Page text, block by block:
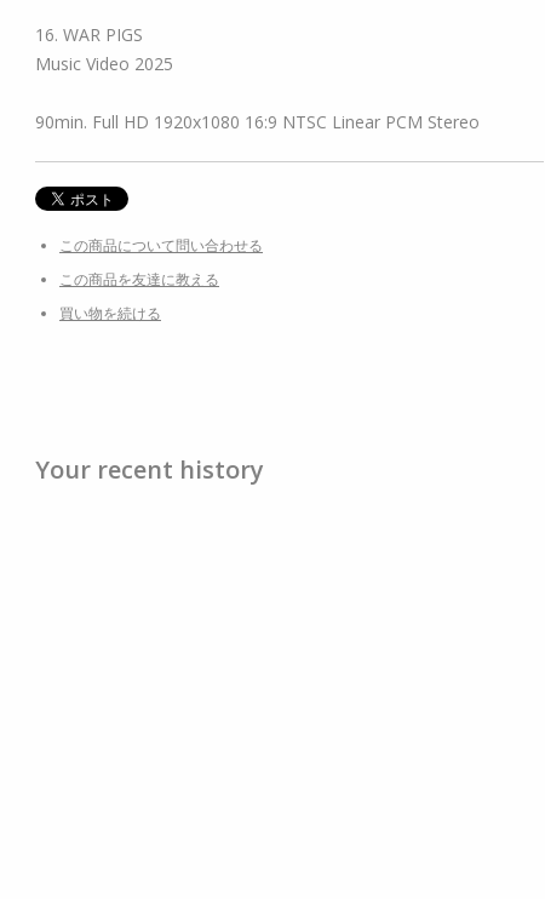
16. WAR PIGS
Music Video 2025
90min. Full HD 1920x1080 16:9 NTSC Linear PCM Stereo
この商品について問い合わせる
この商品を友達に教える
買い物を続ける
Your recent history